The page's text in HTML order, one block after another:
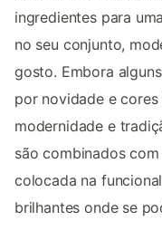
ingredientes para
no seu conjunto,
gosto. Embora
por novidade e
modernidade e
são combinados
colocada na
brilhantes onde se